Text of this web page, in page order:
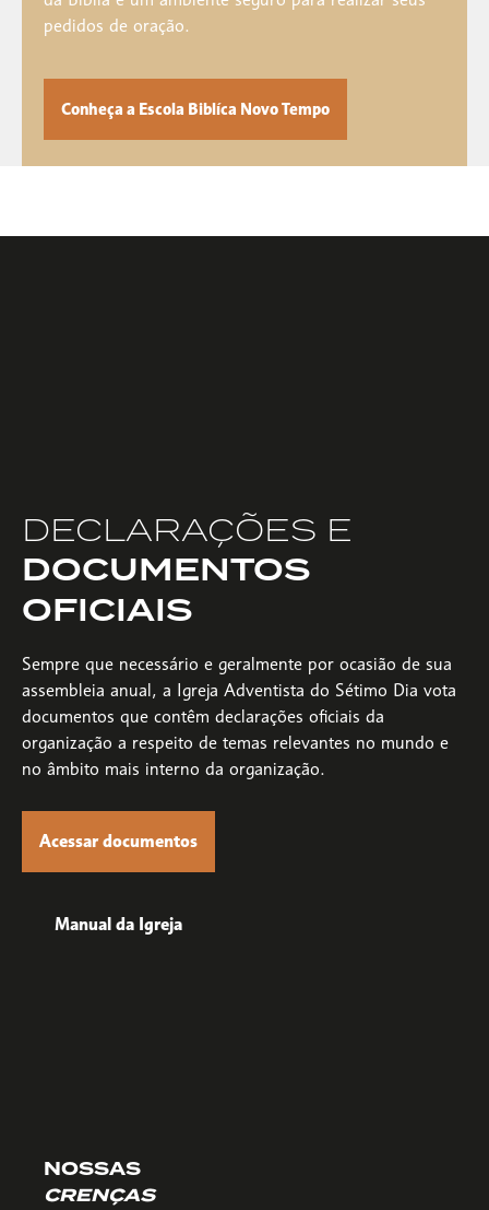
pedidos de oração.
Conheça a Escola Biblíca Novo Tempo
DECLARAÇÕES E
DOCUMENTOS
OFICIAIS
Sempre que necessário e geralmente por ocasião de sua
assembleia anual, a Igreja Adventista do Sétimo Dia vota
documentos que contêm declarações oficiais da
organização a respeito de temas relevantes no mundo e
no âmbito mais interno da organização.
Acessar documentos
Manual da Igreja
NOSSAS
CRENÇAS